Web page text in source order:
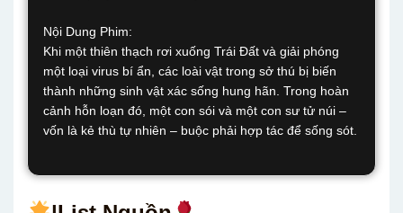
Nội Dung Phim:
Khi một thiên thạch rơi xuống Trái Đất và giải phóng
một loại virus bí ẩn, các loài vật trong sở thú bị biến
thành những sinh vật xác sống hung hãn. Trong hoàn
cảnh hỗn loạn đó, một con sói và một con sư tử núi –
vốn là kẻ thù tự nhiên – buộc phải hợp tác để sống sót.